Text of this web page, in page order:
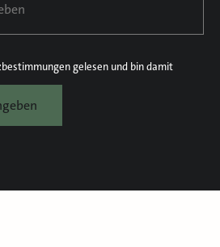
gelesen und bin damit